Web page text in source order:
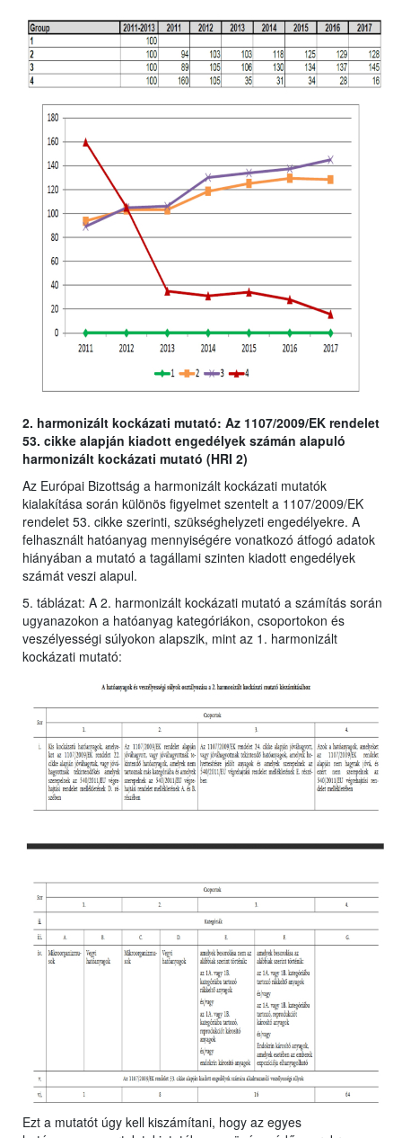
2. harmonizált kockázati mutató: Az 1107/2009/EK rendelet
53. cikke alapján kiadott engedélyek számán alapuló
harmonizált kockázati mutató (HRI 2)
Az Európai Bizottság a harmonizált kockázati mutatók
kialakítása során különös figyelmet szentelt a 1107/2009/EK
rendelet 53. cikke szerinti, szükséghelyzeti engedélyekre. A
felhasznált hatóanyag mennyiségére vonatkozó átfogó adatok
hiányában a mutató a tagállami szinten kiadott engedélyek
számát veszi alapul.
5. táblázat: A 2. harmonizált kockázati mutató a számítás során
ugyanazokon a hatóanyag kategóriákon, csoportokon és
veszélyességi súlyokon alapszik, mint az 1. harmonizált
kockázati mutató:
Ezt a mutatót úgy kell kiszámítani, hogy az egyes